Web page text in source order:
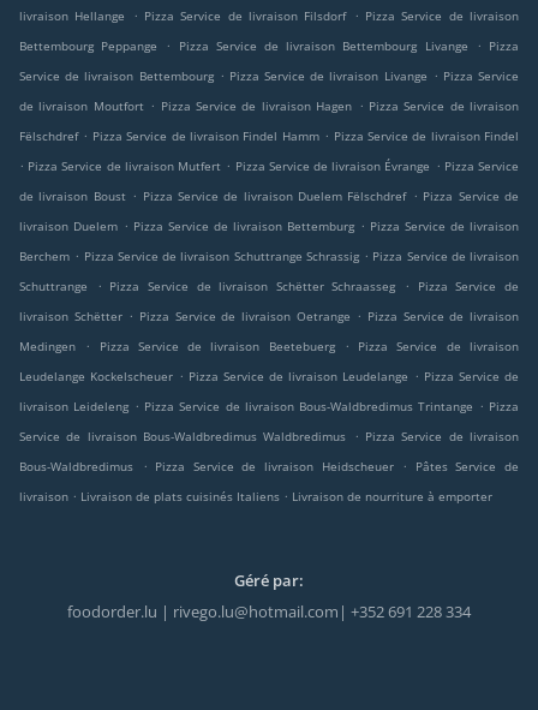
livraison Hellange
. Pizza Service de livraison Filsdorf . Pizza Service de livraison
Bettembourg Peppange
. Pizza Service de livraison Bettembourg Livange . Pizza
Service de livraison Bettembourg . Pizza Service de livraison Livange . Pizza Service
de livraison Moutfort . Pizza Service de livraison Hagen . Pizza Service de livraison
Fëlschdref . Pizza Service de livraison Findel Hamm . Pizza Service de livraison Findel
. Pizza Service de livraison Mutfert . Pizza Service de livraison Évrange . Pizza Service
de livraison Boust . Pizza Service de livraison Duelem Fëlschdref . Pizza Service de
livraison Duelem . Pizza Service de livraison Bettemburg . Pizza Service de livraison
Berchem . Pizza Service de livraison Schuttrange Schrassig . Pizza Service de livraison
Schuttrange
. Pizza Service de livraison Schëtter Schraasseg .
Pizza Service de
livraison Schëtter . Pizza Service de livraison Oetrange . Pizza Service de livraison
Medingen
. Pizza Service de livraison Beetebuerg .
Pizza Service de livraison
Leudelange Kockelscheuer . Pizza Service de livraison Leudelange . Pizza Service de
livraison Leideleng . Pizza Service de livraison Bous-Waldbredimus Trintange . Pizza
Service de livraison Bous-Waldbredimus Waldbredimus
. Pizza Service de livraison
Bous-Waldbredimus
. Pizza Service de livraison Heidscheuer .
Pâtes Service de
livraison . Livraison de plats cuisinés Italiens . Livraison de nourriture à emporter
Géré par:
foodorder.lu | rivego.lu@hotmail.com| +352 691 228 334